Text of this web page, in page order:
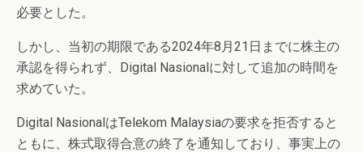
必要とした。
しかし、当初の期限である2024年8月21日までに株主の
承認を得られず、Digital Nasionalに対して追加の時間を
求めていた。
Digital NasionalはTelekom Malaysiaの要求を拒否すると
ともに、株式取得合意の終了を通知しており、事実上の